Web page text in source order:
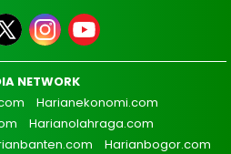
NETWORK
Harianekonomi.com
Harianolahraga.com
Harianbogor.com